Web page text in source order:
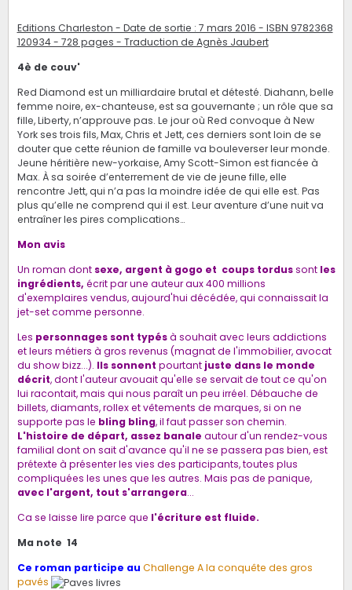
Editions Charleston - Date de sortie : 7 mars 2016 - ISBN 9782368
120934 - 728 pages - Traduction de Agnès Jaubert
4è de couv'
Red Diamond est un milliardaire brutal et détesté. Diahann, belle
femme noire, ex-chanteuse, est sa gouvernante ; un rôle que sa
fille, Liberty, n’approuve pas. Le jour où Red convoque à New
York ses trois fils, Max, Chris et Jett, ces derniers sont loin de se
douter que cette réunion de famille va bouleverser leur monde.
Jeune héritière new-yorkaise, Amy Scott-Simon est fiancée à
Max. À sa soirée d’enterrement de vie de jeune fille, elle
rencontre Jett, qui n’a pas la moindre idée de qui elle est. Pas
plus qu’elle ne comprend qui il est. Leur aventure d’une nuit va
entraîner les pires complications…
Mon avis
Un roman dont sexe, argent à gogo et coups tordussontles
ingrédients, écrit par une auteur aux 400 millions
d'exemplaires vendus, aujourd'hui décédée, qui connaissait la
jet-set comme personne.
Les personnages sont typésà souhait avec leurs addictions
et leurs métiers à gros revenus (magnat de l'immobilier, avocat
du show bizz...). Ils sonnent pourtantjuste dans le monde
décrit, dont l'auteur avouait qu'elle se servait de tout ce qu'on
lui racontait, mais qui nous paraît un peu irréel. Débauche de
billets, diamants, rollex et vêtements de marques, si on ne
supporte pas le bling bling, il faut passer son chemin.
L'histoire de départ, assez banale autour d'un rendez-vous
familial dont on sait d'avance qu'il ne se passera pas bien, est
prétexte à présenter les vies des participants, toutes plus
compliquées les unes que les autres. Mais pas de panique,
avec l'argent, tout s'arrangera...
Ca se laisse lire parce que l'écriture est fluide.
Ma note 14
Ce roman participe au Challenge A la conquête des gros
pavés